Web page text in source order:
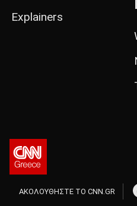
Explainers
ΑΚΟΛΟΥΘΗΣΤΕ ΤΟ CNN.GR